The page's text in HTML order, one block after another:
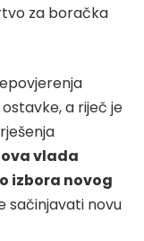
za boračka
a riječ je
ova vlada
izbora novog
sačinjavati novu